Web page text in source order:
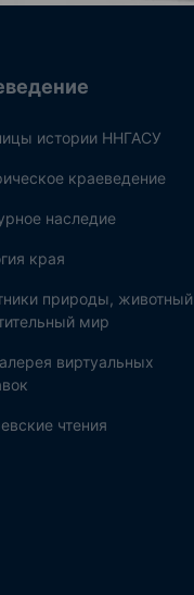
истории ННГАСУ
краеведение
наследие
края
природы, животный
мир
виртуальных
чтения